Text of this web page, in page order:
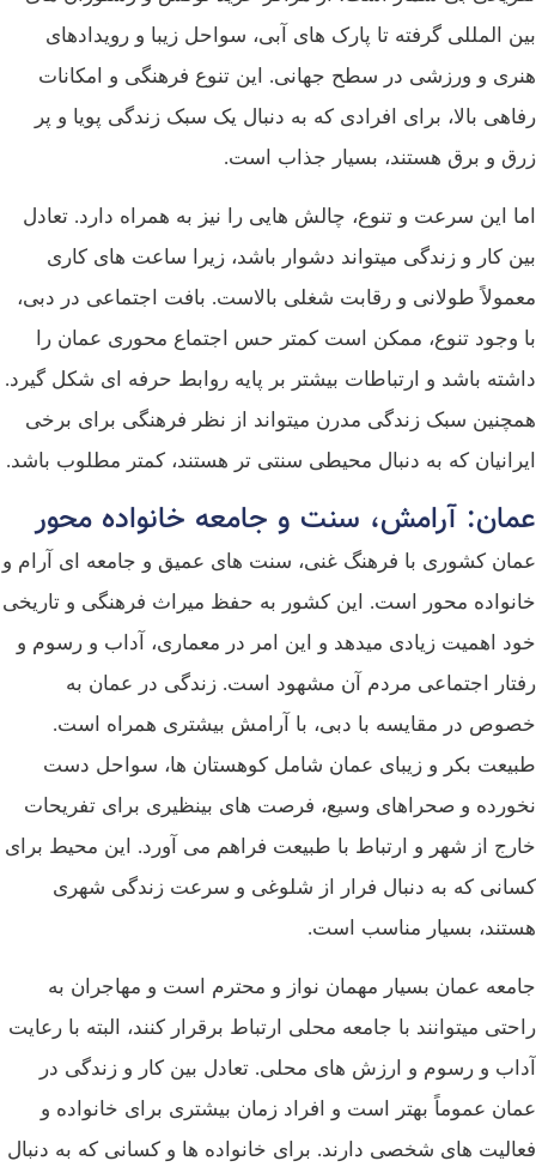
بین‌ المللی گرفته تا پارک‌ های آبی، سواحل زیبا و رویدادهای
هنری و ورزشی در سطح جهانی. این تنوع فرهنگی و امکانات
رفاهی بالا، برای افرادی که به دنبال یک سبک زندگی پویا و پر
زرق‌ و برق هستند، بسیار جذاب است.
اما این سرعت و تنوع، چالش‌ هایی را نیز به همراه دارد. تعادل
بین کار و زندگی میتواند دشوار باشد، زیرا ساعت‌ های کاری
معمولاً طولانی و رقابت شغلی بالاست. بافت اجتماعی در دبی،
با وجود تنوع، ممکن است کمتر حس اجتماع‌ محوری عمان را
داشته باشد و ارتباطات بیشتر بر پایه روابط حرفه‌ ای شکل گیرد.
همچنین سبک زندگی مدرن میتواند از نظر فرهنگی برای برخی
ایرانیان که به دنبال محیطی سنتی‌ تر هستند، کمتر مطلوب باشد.
عمان: آرامش، سنت و جامعه خانواده‌ محور
عمان کشوری با فرهنگ غنی، سنت‌ های عمیق و جامعه‌ ای آرام و
خانواده‌ محور است. این کشور به حفظ میراث فرهنگی و تاریخی
خود اهمیت زیادی میدهد و این امر در معماری، آداب و رسوم و
رفتار اجتماعی مردم آن مشهود است. زندگی در عمان به
خصوص در مقایسه با دبی، با آرامش بیشتری همراه است.
طبیعت بکر و زیبای عمان شامل کوهستان‌ ها، سواحل دست‌
نخورده و صحراهای وسیع، فرصت‌ های بینظیری برای تفریحات
خارج از شهر و ارتباط با طبیعت فراهم می‌ آورد. این محیط برای
کسانی که به دنبال فرار از شلوغی و سرعت زندگی شهری
هستند، بسیار مناسب است.
جامعه عمان بسیار مهمان‌ نواز و محترم است و مهاجران به
راحتی میتوانند با جامعه محلی ارتباط برقرار کنند، البته با رعایت
آداب و رسوم و ارزش‌ های محلی. تعادل بین کار و زندگی در
عمان عموماً بهتر است و افراد زمان بیشتری برای خانواده و
فعالیت‌ های شخصی دارند. برای خانواده‌ ها و کسانی که به دنبال